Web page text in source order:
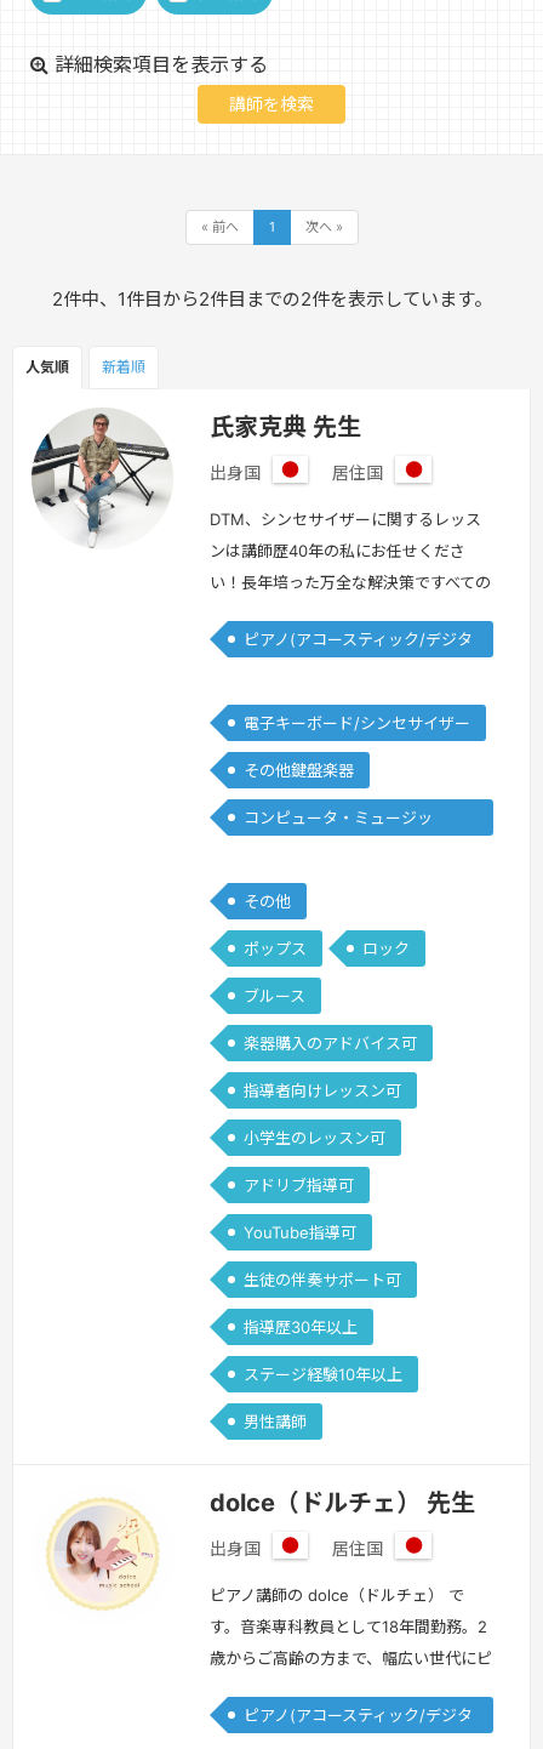
詳細検索項目を表示する
« 前へ 1 次へ »
2件中、1件目から2件目までの2件を表示しています。
人気順 新着順
氏家克典 先生
出身国
本
居住国
本
DTM、シンセサイザーに関するレッス
ンは講師歴40年の私にお任せくださ
い！長年培った万全な解決策ですべての
＞学生時代より数々のコンテストに出場
プ、スタジオミュージシャンなど本格的
プロ活動をスタート。音楽コンサルティ
ング、音楽ソフトウエア企画制作、音楽
教室運営、作編曲、プロデュース、国
内/海外デモンストレーション、研修、
ピアノ(アコースティック/デジタ
電子キーボード/シンセサイザー
その他鍵盤楽器
コンピュータ・ミュージッ
その他
ポップス ロック
ブルース
楽器購入のアドバイス可
指導者向けレッスン可
小学生のレッスン可
アドリブ指導可
YouTube指導可
生徒の伴奏サポート可
指導歴30年以上
ステージ経験10年以上
男性講師
dolce（ドルチェ） 先生
出身国
本
居住国
本
ピアノ講師の dolce（ドルチェ） で
す。音楽専科教員として18年間勤務。2
歳からご高齢の方まで、幅広い世代にピ
でのレッスンには、松田知育ピアノメソ
ピアノ(アコースティック/デジタ